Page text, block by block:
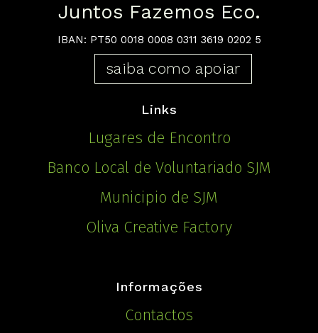
Juntos Fazemos Eco.
IBAN: PT50 0018 0008 0311 3619 0202 5
saiba como apoiar
Links
Lugares de Encontro
Banco Local de Voluntariado SJM
Municipio de SJM
Oliva Creative Factory
Informações
Contactos